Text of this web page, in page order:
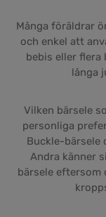
Många föräldrar
och enkel att
bebis eller
långa
Vilken bärsele
personliga
Buckle-bärsele
Andra känner
bärsele eftersom